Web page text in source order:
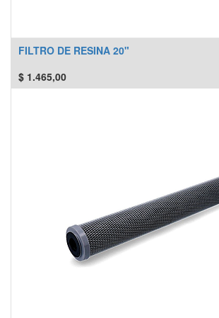
FILTRO DE RESINA 20"
$ 1.465,00